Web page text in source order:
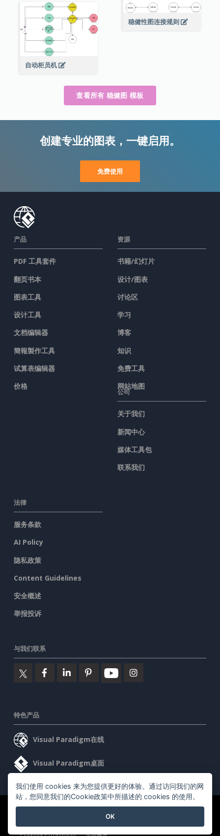
稳健性图连接规则
自动柜员机
查看所有 稳健图 模板
创建专业的图表，一键启用。
免费使用
产品
PDF 工具套件
翻页书本
图表工具
设计工具
文档编辑器
簡報製作工具
试算表编辑器
价格
资源
书籍/幻灯片
设计/图表
讨论区
学习
博客
知识
免费工具
网站地图
公司
关于我们
新闻中心
媒体工具包
联系我们
法律
服务条款
AI Policy
隐私政策
Content Guidelines
安全概述
举报投诉
与我们联系
特色产品
Visual Paradigm在线
Visual Paradigm桌面
©2026 by Visual Paradigm. 版权所有。
我们使用 cookies 来为您提供更好的体验。通过访问我们的网
站，您同意我们的Cookie政策中所描述的 cookies 的使用。
OK